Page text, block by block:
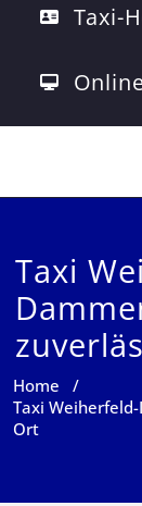
Taxi-
Taxi
Home /
Taxi
Ort